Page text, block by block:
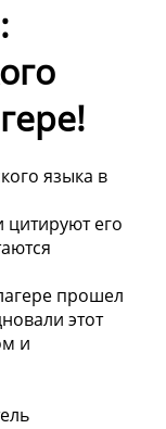
языка в
его
прошел
этот
и